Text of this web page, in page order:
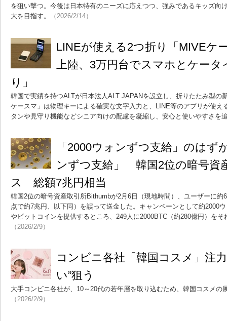
を狙い撃つ。今後は日本特有のニーズに応えつつ、強みであるキッズ向
大を目指す。
（2026/2/14）
LINEが使える2つ折り「MIVEケ
上陸、3万円台でスマホとケー
り」
韓国で実績を持つALTが日本法人ALT JAPANを設立し、折りたたみ型の
ケースマ」は物理キーによる確実な文字入力と、LINE等のアプリが使え
タンや見守り機能などシニア向けの配慮を凝縮し、安心と使いやすさを
「2000ウォンずつ支給」のはず
ンずつ支給」 韓国2位の暗号資
ス 総額7兆円相当
韓国2位の暗号資産取引所Bithumbが2月6日（現地時間）、ユーザーに約
点で約7兆円、以下同）を誤って送金した。キャンペーンとして約2000
やビットコインを提供するところ、249人に2000BTC（約280億円）を
（2026/2/9）
コンビニ各社「韓国コスメ」注
い”狙う
大手コンビニ各社が、10～20代の若年層を取り込むため、韓国コスメの
（2026/2/9）